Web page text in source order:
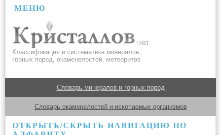
МЕНЮ
Классификация и систематика минералов,
горных пород, окаменелостей, метеоритов
Словарь минералов и горных пород
Словарь окаменелостей и ископаемых организмов
ОТКРЫТЬ/СКРЫТЬ НАВИГАЦИЮ ПО